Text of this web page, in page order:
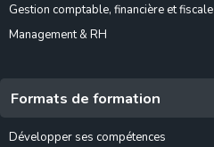
Gestion comptable, financière et fiscale
Management & RH
Formats de formation
Développer ses compétences